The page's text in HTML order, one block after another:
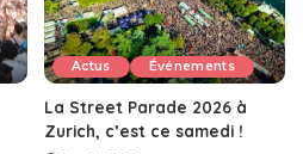
Actus Événements
La Street Parade 2026 à
Zurich, c’est ce samedi !